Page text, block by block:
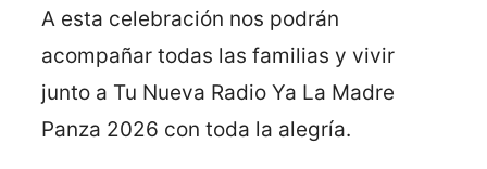
A esta celebración nos podrán
acompañar todas las familias y vivir
junto a Tu Nueva Radio Ya La Madre
Panza 2026 con toda la alegría.